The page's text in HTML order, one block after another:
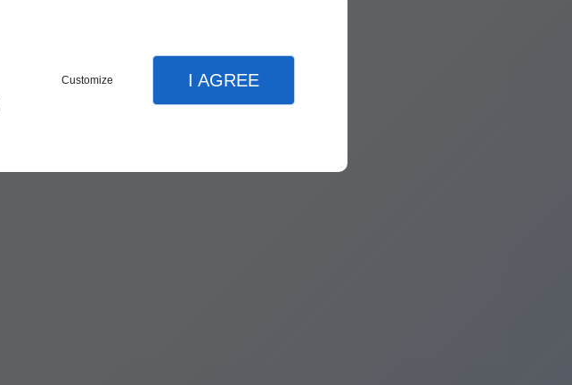
Customize I AGREE